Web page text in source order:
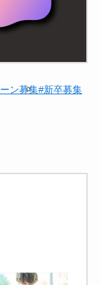
ン募集#新卒募集